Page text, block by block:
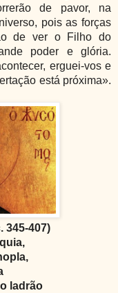
de pavor, na
pois as forças
de ver o Filho do
poder e glória.
erguei-vos e
está próxima».
345-407)
ladrão